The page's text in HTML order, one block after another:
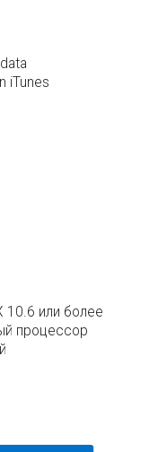
iTunes
10.6 или более
процессор